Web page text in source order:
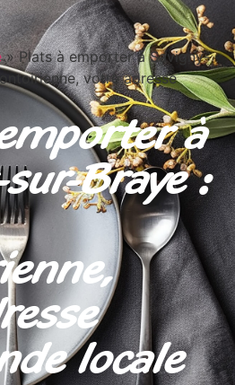
»Plats à emporter à Savigny-
votre adresse
à
Braye :
locale